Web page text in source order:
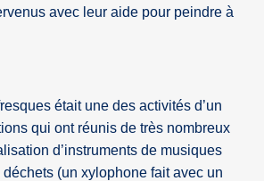
avec leur aide pour peindre à
était une des activités d’un
qui ont réunis de très nombreux
d’instruments de musiques
(un xylophone fait avec un